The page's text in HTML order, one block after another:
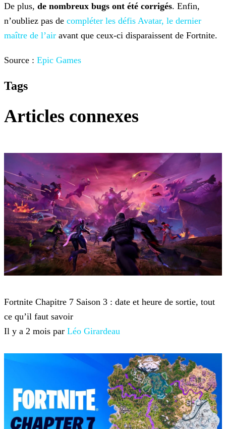
De plus, de nombreux bugs ont été corrigés. Enfin,
n’oubliez pas de compléter les défis Avatar, le dernier
maître de l’air avant que ceux-ci disparaissent de Fortnite.
Source : Epic Games
Tags
Articles connexes
Fortnite Chapitre 7 Saison 3 : date et heure de sortie, tout
ce qu’il faut savoir
Il y a 2 mois par Léo Girardeau